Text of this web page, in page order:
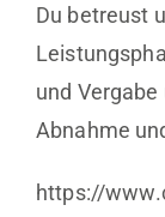
Du betreust
und
Abnahme
https://